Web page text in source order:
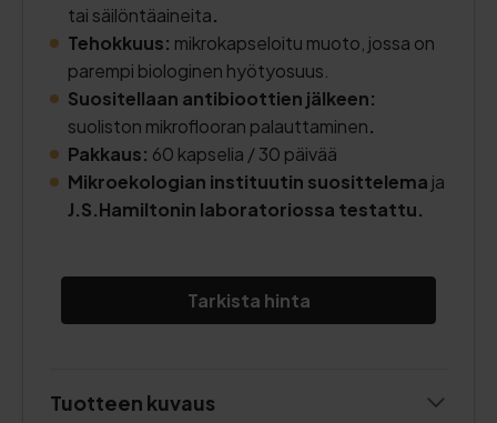
tai säilöntäaineita.
Tehokkuus: mikrokapseloitu muoto, jossa on
parempi biologinen hyötyosuus.
Suositellaan antibioottien jälkeen:
suoliston mikroflooran palauttaminen.
Pakkaus: 60 kapselia / 30 päivää
Mikroekologian instituutin suosittelema ja
J.S.Hamiltonin laboratoriossa testattu.
Tarkista hinta
Tuotteen kuvaus